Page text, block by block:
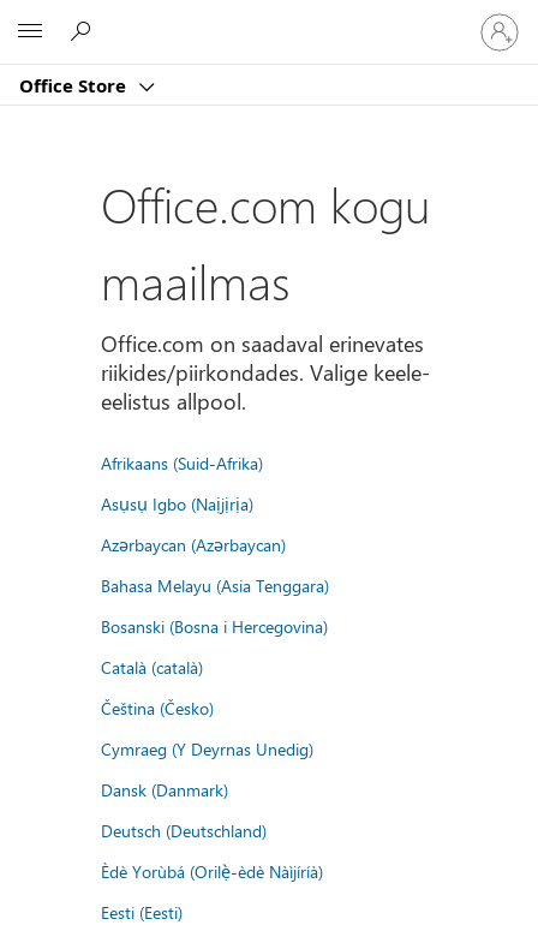
Office Store
Logige
sisse
oma
Office.com kogu
maailmas
Office.com on saadaval erinevates
riikides/piirkondades. Valige keele-
eelistus allpool.
Afrikaans (Suid-Afrika)
Asụsụ Igbo (Naịjịrịa)
Azərbaycan (Azərbaycan)
Bahasa Melayu (Asia Tenggara)
Bosanski (Bosna i Hercegovina)
Català (català)
Čeština (Česko)
Cymraeg (Y Deyrnas Unedig)
Dansk (Danmark)
Deutsch (Deutschland)
Èdè Yorùbá (Orilẹ̀-èdè Nàìjíríà)
Eesti (Eesti)